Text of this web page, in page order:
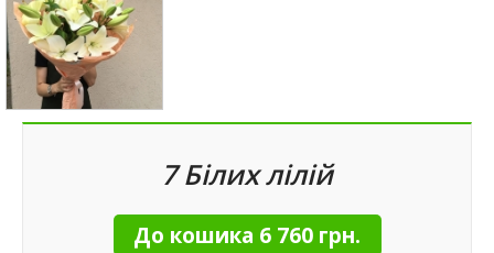
7 Білих лілій
До кошика 6 760 грн.